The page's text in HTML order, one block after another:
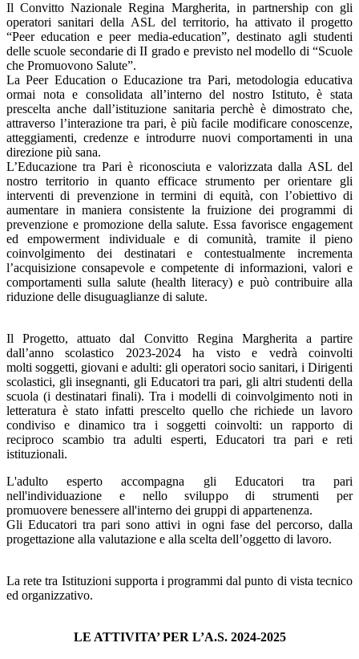
Il Convitto Nazionale Regina Margherita, in partnership con gli
operatori sanitari della ASL del territorio, ha attivato il progetto
“Peer education e peer media-education”, destinato agli studenti
delle scuole secondarie di II grado e previsto nel modello di “Scuole
che Promuovono Salute”.
La Peer Education o Educazione tra Pari, metodologia educativa
ormai nota e consolidata all’interno del nostro Istituto, è stata
prescelta anche dall’istituzione sanitaria perchè è dimostrato che,
attraverso l’interazione tra pari, è più facile modificare conoscenze,
atteggiamenti, credenze e introdurre nuovi comportamenti in una
direzione più sana.
L’Educazione tra Pari è riconosciuta e valorizzata dalla ASL del
nostro territorio in quanto efficace strumento per orientare gli
interventi di prevenzione in termini di equità, con l’obiettivo di
aumentare in maniera consistente la fruizione dei programmi di
prevenzione e promozione della salute. Essa favorisce engagement
ed empowerment individuale e di comunità, tramite il pieno
coinvolgimento dei destinatari e contestualmente incrementa
l’acquisizione consapevole e competente di informazioni, valori e
comportamenti sulla salute (health literacy) e può contribuire alla
riduzione delle disuguaglianze di salute.
Il Progetto, attuato dal Convitto Regina Margherita a partire
dall’anno scolastico 2023-2024 ha visto e vedrà coinvolti
molti soggetti, giovani e adulti: gli operatori socio sanitari, i Dirigenti
scolastici, gli insegnanti, gli Educatori tra pari, gli altri studenti della
scuola (i destinatari finali). Tra i modelli di coinvolgimento noti in
letteratura è stato infatti prescelto quello che richiede un lavoro
condiviso e dinamico tra i soggetti coinvolti: un rapporto di
reciproco scambio tra adulti esperti, Educatori tra pari e reti
istituzionali.
L'adulto esperto accompagna gli Educatori tra pari
nell'individuazione e nello sviluppo di strumenti per
promuovere benessere all'interno dei gruppi di appartenenza.
Gli Educatori tra pari sono attivi in ogni fase del percorso, dalla
progettazione alla valutazione e alla scelta dell’oggetto di lavoro.
La rete tra Istituzioni supporta i programmi dal punto di vista tecnico
ed organizzativo.
LE ATTIVITA’ PER L’A.S. 2024-2025